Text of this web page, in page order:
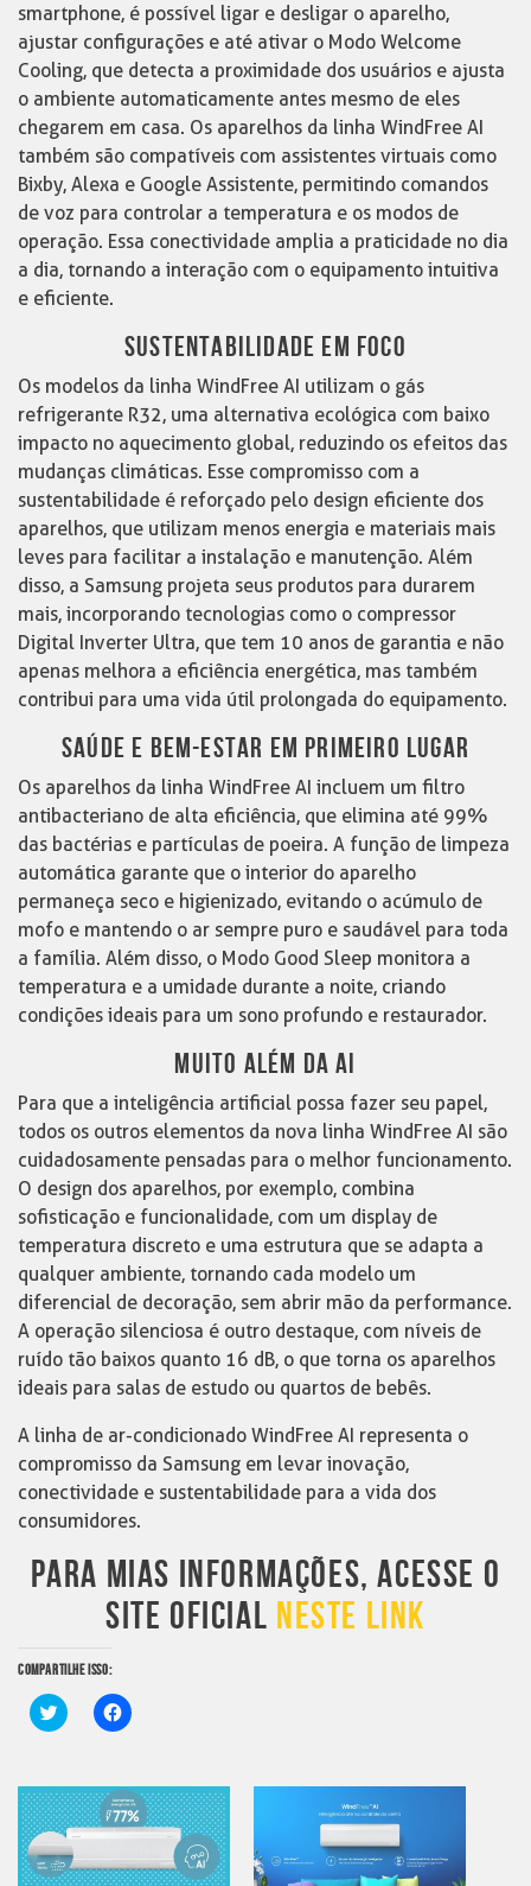
smartphone, é possível ligar e desligar o aparelho,
ajustar configurações e até ativar o Modo Welcome
Cooling, que detecta a proximidade dos usuários e ajusta
o ambiente automaticamente antes mesmo de eles
chegarem em casa. Os aparelhos da linha WindFree AI
também são compatíveis com assistentes virtuais como
Bixby, Alexa e Google Assistente, permitindo comandos
de voz para controlar a temperatura e os modos de
operação. Essa conectividade amplia a praticidade no dia
a dia, tornando a interação com o equipamento intuitiva
e eficiente.
SUSTENTABILIDADE EM FOCO
Os modelos da linha WindFree AI utilizam o gás
refrigerante R32, uma alternativa ecológica com baixo
impacto no aquecimento global, reduzindo os efeitos das
mudanças climáticas. Esse compromisso com a
sustentabilidade é reforçado pelo design eficiente dos
aparelhos, que utilizam menos energia e materiais mais
leves para facilitar a instalação e manutenção. Além
disso, a Samsung projeta seus produtos para durarem
mais, incorporando tecnologias como o compressor
Digital Inverter Ultra, que tem 10 anos de garantia e não
apenas melhora a eficiência energética, mas também
contribui para uma vida útil prolongada do equipamento.
SAÚDE E BEM-ESTAR EM PRIMEIRO LUGAR
Os aparelhos da linha WindFree AI incluem um filtro
antibacteriano de alta eficiência, que elimina até 99%
das bactérias e partículas de poeira. A função de limpeza
automática garante que o interior do aparelho
permaneça seco e higienizado, evitando o acúmulo de
mofo e mantendo o ar sempre puro e saudável para toda
a família. Além disso, o Modo Good Sleep monitora a
temperatura e a umidade durante a noite, criando
condições ideais para um sono profundo e restaurador.
MUITO ALÉM DA AI
Para que a inteligência artificial possa fazer seu papel,
todos os outros elementos da nova linha WindFree AI são
cuidadosamente pensadas para o melhor funcionamento.
O design dos aparelhos, por exemplo, combina
sofisticação e funcionalidade, com um display de
temperatura discreto e uma estrutura que se adapta a
qualquer ambiente, tornando cada modelo um
diferencial de decoração, sem abrir mão da performance.
A operação silenciosa é outro destaque, com níveis de
ruído tão baixos quanto 16 dB, o que torna os aparelhos
ideais para salas de estudo ou quartos de bebês.
A linha de ar-condicionado WindFree AI representa o
compromisso da Samsung em levar inovação,
conectividade e sustentabilidade para a vida dos
consumidores.
PARA MIAS INFORMAÇÕES, ACESSE O
SITE OFICIAL NESTE LINK
COMPARTILHE ISSO:
Clique
para
em
nova
janela)
Clique
para
em
nova
janela)